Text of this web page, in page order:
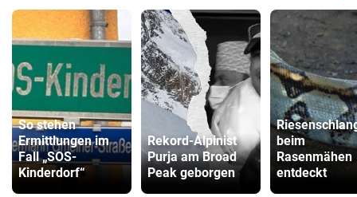
So stehen
Ermittlungen im
Fall „SOS-
Kinderdorf“
Rekord-Alpinist
Purja am Broad
Peak geborgen
beim
Rasenmähen
entdeckt